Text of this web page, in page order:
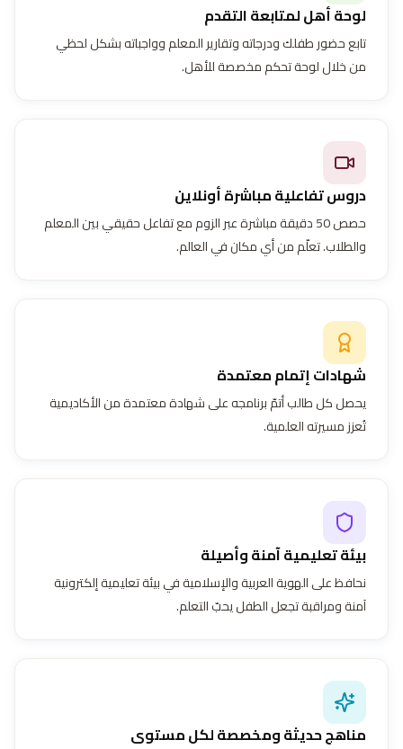
لوحة أهل لمتابعة التقدم
تابع حضور طفلك ودرجاته وتقارير المعلم وواجباته بشكل لحظي
من خلال لوحة تحكم مخصصة للأهل.
دروس تفاعلية مباشرة أونلاين
حصص 50 دقيقة مباشرة عبر الزوم مع تفاعل حقيقي بين المعلم
والطلاب. تعلّم من أي مكان في العالم.
شهادات إتمام معتمدة
يحصل كل طالب أتمّ برنامجه على شهادة معتمدة من الأكاديمية
تُعزز مسيرته العلمية.
بيئة تعليمية آمنة وأصيلة
نحافظ على الهوية العربية والإسلامية في بيئة تعليمية إلكترونية
آمنة ومراقبة تجعل الطفل يحبّ التعلم.
مناهج حديثة ومخصصة لكل مستوى